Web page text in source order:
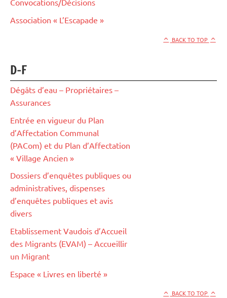
Convocations/Décisions
Association « L’Escapade »
BACK TO TOP
D-F
Dégâts d’eau – Propriétaires –
Assurances
Entrée en vigueur du Plan
d’Affectation Communal
(PACom) et du Plan d’Affectation
« Village Ancien »
Dossiers d’enquêtes publiques ou
administratives, dispenses
d’enquêtes publiques et avis
divers
Etablissement Vaudois d’Accueil
des Migrants (EVAM) – Accueillir
un Migrant
Espace « Livres en liberté »
BACK TO TOP